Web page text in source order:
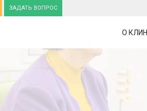
ЗАДАТЬ ВОПРОС
О